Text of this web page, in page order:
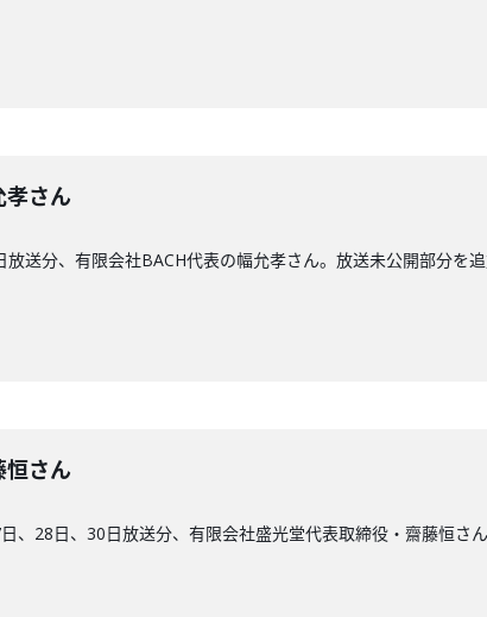
さん
送分、有限会社BACH代表の幅允孝さん。放送未公開部分を
さん
、28日、30日放送分、有限会社盛光堂代表取締役・齋藤恒さ